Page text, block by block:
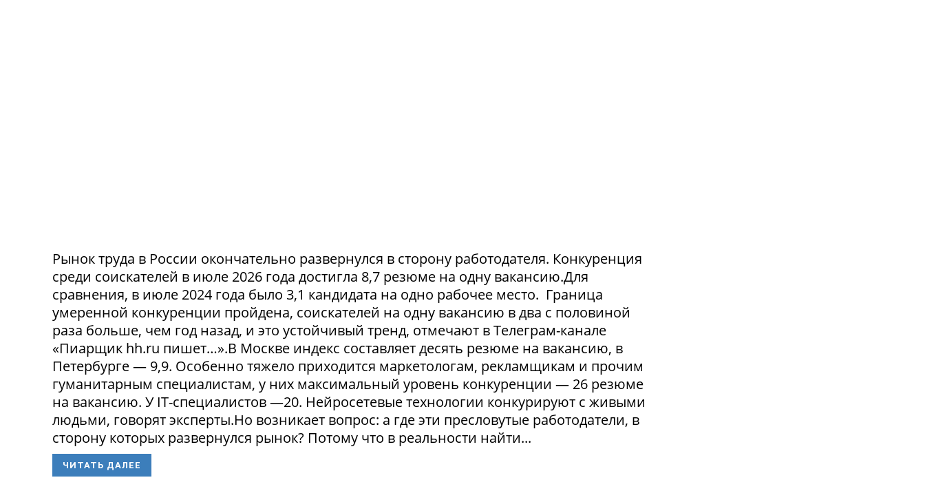
Рынок труда в России окончательно развернулся в сторону работодателя. Конкуренция
среди соискателей в июле 2026 года достигла 8,7 резюме на одну вакансию.Для
сравнения, в июле 2024 года было 3,1 кандидата на одно рабочее место. Граница
умеренной конкуренции пройдена, соискателей на одну вакансию в два с половиной
раза больше, чем год назад, и это устойчивый тренд, отмечают в Телеграм-канале
«Пиарщик hh.ru пишет…».В Москве индекс составляет десять резюме на вакансию, в
Петербурге — 9,9. Особенно тяжело приходится маркетологам, рекламщикам и прочим
гуманитарным специалистам, у них максимальный уровень конкуренции — 26 резюме
на вакансию. У IT-специалистов —20. Нейросетевые технологии конкурируют с живыми
людьми, говорят эксперты.Но возникает вопрос: а где эти пресловутые работодатели, в
сторону которых развернулся рынок? Потому что в реальности найти...
ЧИТАТЬ ДАЛЕЕ